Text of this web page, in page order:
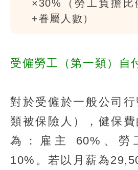
×30%（勞工負擔比
+眷屬人數）
受僱勞工（第一類）自
對於受僱於一般公司
類被保險人），健保
為：雇主 60%、勞
10%。若以月薪為